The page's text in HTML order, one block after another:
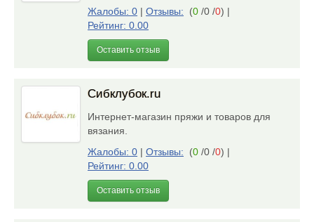
Жалобы: 0 | Отзывы: (0 /0 /0) |
Рейтинг: 0.00
Оставить отзыв
Сибклубок.ru
Интернет-магазин пряжи и товаров для
вязания.
Жалобы: 0 | Отзывы: (0 /0 /0) |
Рейтинг: 0.00
Оставить отзыв